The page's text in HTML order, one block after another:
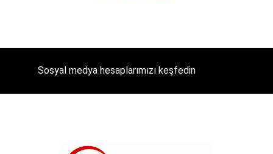
Sosyal medya hesaplarımızı keşfedin